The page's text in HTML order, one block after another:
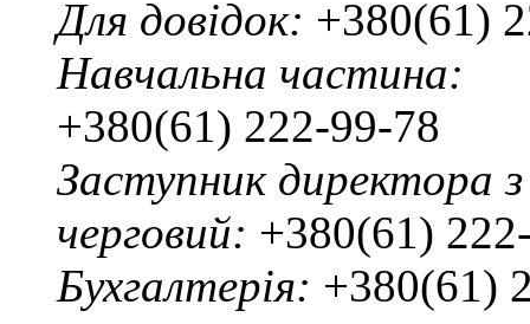
Для довідок: +380(61)
Навчальна частина:
+380(61) 222-99-78
Заступник директора
черговий: +380(61)
Бухгалтерія: +380(61)